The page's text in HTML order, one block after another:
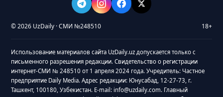
© 2026 UzDaily · СМИ №248510 18+
Использование материалов сайта UzDaily.uz допускается только с
письменного разрешения редакции. Свидетельство о регистрации
интернет-СМИ № 248510 от 1 апреля 2024 года. Учредитель: Частное
предприятие Daily Media. Адрес редакции: Юнусабад, 12-27-73, г.
Ташкент, 100180, Узбекистан. E-mail: info@uzdaily.com. Главный